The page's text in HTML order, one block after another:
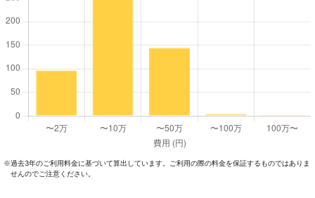
※過去3年のご利⽤料⾦に基づいて算出しています。ご利⽤の際の料⾦を保証するものではありま
せんのでご注意ください。